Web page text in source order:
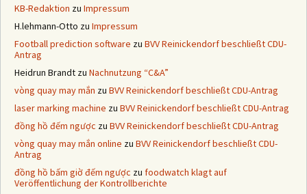
KB-Redaktion zu Impressum
H.lehmann-Otto zu Impressum
Football prediction software zu BVV Reinickendorf beschließt CDU-
Antrag
Heidrun Brandt zu Nachnutzung “C&A”
vòng quay may mắn zu BVV Reinickendorf beschließt CDU-Antrag
laser marking machine zu BVV Reinickendorf beschließt CDU-Antrag
đồng hồ đếm ngược zu BVV Reinickendorf beschließt CDU-Antrag
vòng quay may mắn online zu BVV Reinickendorf beschließt CDU-
Antrag
đồng hồ bấm giờ đếm ngược zu foodwatch klagt auf
Veröffentlichung der Kontrollberichte